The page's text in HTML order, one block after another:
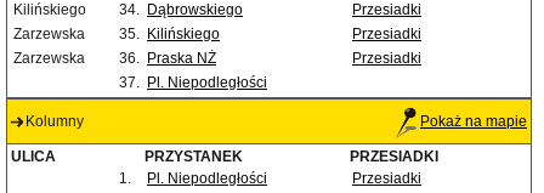
Kilińskiego
34. Dąbrowskiego
Przesiadki
Zarzewska
35. Kilińskiego
Przesiadki
Zarzewska
36. Praska NŻ
Przesiadki
37. Pl. Niepodległości
Kolumny Pokaż na mapie
ULICA PRZYSTANEK
PRZESIADKI
1.
Pl. Niepodległości
Przesiadki